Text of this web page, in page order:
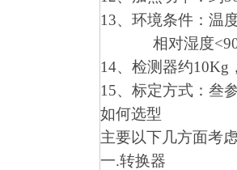
13、环境条件：
相对湿度
14、检测器约10Kg
15、标定方式：叁
如何选型
主要以下几方面考
一.转换器